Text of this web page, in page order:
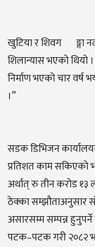
खुटिया र शिवग¬ङ्गा
शिलान्यास भएको थियो
निर्माण भएको चार वर्ष
।”
सडक डिभिजन
प्रतिशत काम सकिएको
अर्थात् रु तीन करोड १३
ठेक्का सम्झौताअनुसार
असारसम्म सम्पन्न
पटक–पटक गरी २०८२